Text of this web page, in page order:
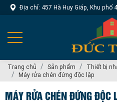
Địa chỉ: 457 Hà Huy Giáp, Khu phố
Trang chủ Sản phẩm Thiết bị
Máy rửa chén đứng độc lập
MÁY RỬA CHÉN ĐỨNG ĐỘC